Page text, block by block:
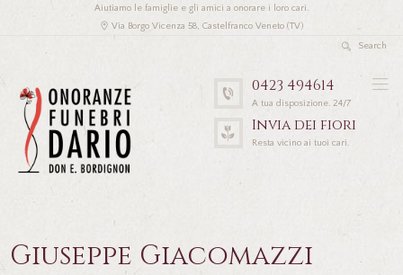
Aiutiamo le famiglie e gli amici a onorare i loro cari.
Via Borgo Vicenza 58, Castelfranco Veneto (TV)
0423 494614
A tua disposizione. 24/7
Invia dei fiori
Resta vicino ai tuoi cari.
Giuseppe Giacomazzi